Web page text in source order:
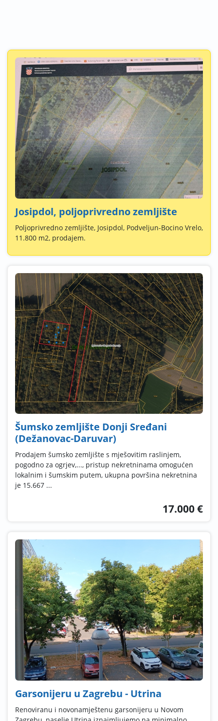
Josipdol, poljoprivredno zemljište
Poljoprivredno zemljište, Josipdol, Podveljun-Bocino Vrelo,
11.800 m2, prodajem.
Šumsko zemljište Donji Sređani
(Dežanovac-Daruvar)
Prodajem šumsko zemljište s mješovitim raslinjem,
pogodno za ogrjev,..., pristup nekretninama omogućen
lokalnim i šumskim putem, ukupna površina nekretnina
je 15.667 ...
17.000 €
Garsonijeru u Zagrebu - Utrina
Renoviranu i novonamještenu garsonijeru u Novom